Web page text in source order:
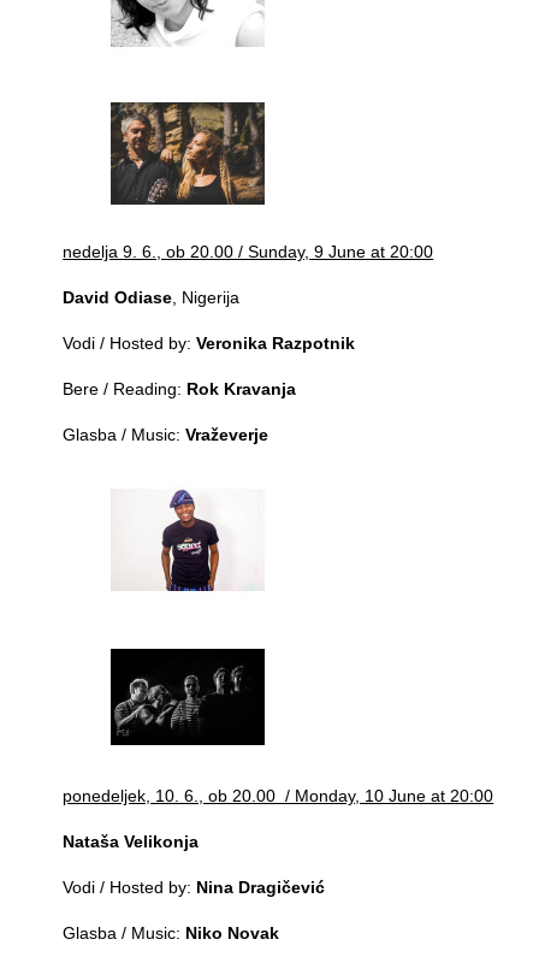
nedelja 9. 6., ob 20.00 / Sunday, 9 June at 20:00
David Odiase , Nigerija
Vodi / Hosted by:Veronika Razpotnik
Bere / Reading: Rok Kravanja
Glasba / Music:Vraževerje
ponedeljek, 10. 6., ob 20.00 / Monday, 10 June at 20:00
Nataša Velikonja
Vodi / Hosted by: Nina Dragičević
Glasba / Music: Niko Novak